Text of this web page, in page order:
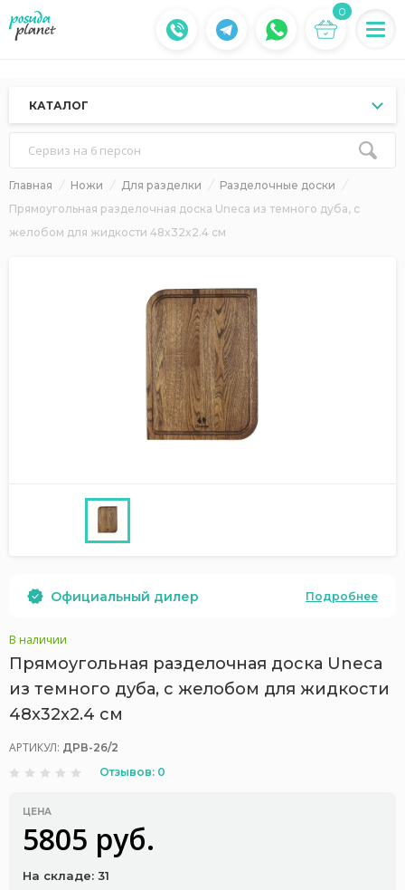
0
КАТАЛОГ
Сервиз на 6 персон
Главная Ножи Для разделки
Разделочные доски
Прямоугольная разделочная доска Uneca из темного дуба, с
желобом для жидкости 48x32x2.4 см
Официальный дилер Подробнее
В наличии
Прямоугольная разделочная доска Uneca
из темного дуба, с желобом для жидкости
48x32x2.4 см
АРТИКУЛ: ДРВ-26/2
Отзывов: 0
ЦЕНА
5805 руб.
На складе: 31